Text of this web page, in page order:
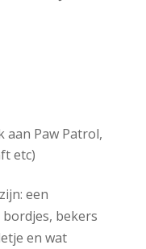
aan Paw Patrol,
etc)
een
bekers
en wat